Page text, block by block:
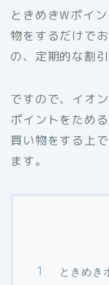
ときめきWポイ
物をするだけで
の、定期的な割
ですので、イオ
ポイントをため
買い物をする上
ます。
ときめき